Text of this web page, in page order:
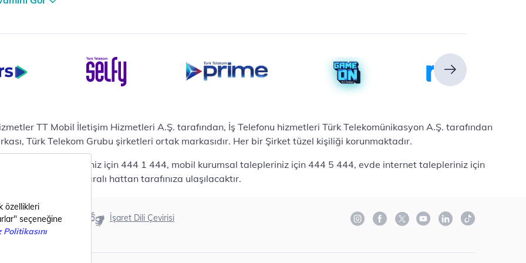
Veri Merkezi
Tabanlı Yedekleme
as a Service(PaaS)
TT Mobil İletişim Hizmetleri A.Ş. tarafından, İş Telefonu hizmetleri Türk Telekomünikasyon A.Ş. tarafından
Türk Telekom Grubu şirketleri ortak markasıdır. Her bir Şirket tüzel kişiliği korunmaktadır.
bireysel talepleriniz için 444 1 444, mobil kurumsal talepleriniz için 444 5 444, evde internet talepleriniz için
444 0375 numaralı hattan tarafınıza ulaşılacaktır.
Erişilebilirlik İşaret Dili Çevirisi